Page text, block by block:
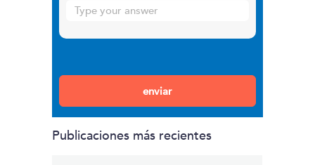
Solve
the
image
Publicaciones más recientes